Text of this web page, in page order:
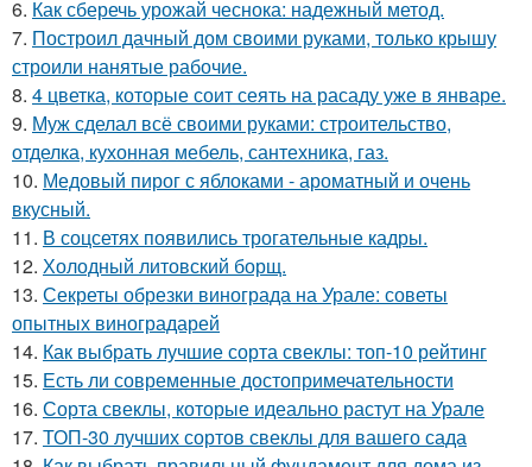
6. Как сберечь урожай чеснока: надежный метод.
7. Построил дачный дом своими руками, только крышу
строили нанятые рабочие.
8. 4 цветка, которые соит сеять на расаду уже в январе.
9. Муж сделал всё своими руками: строительство,
отделка, кухонная мебель, сантехника, газ.
10. Медовый пирог с яблоками - ароматный и очень
вкусный.
11. В соцсетях появились трогательные кадры.
12. Холодный литовский борщ.
13. Секреты обрезки винограда на Урале: советы
опытных виноградарей
14. Как выбрать лучшие сорта свеклы: топ-10 рейтинг
15. Есть ли современные достопримечательности
16. Сорта свеклы, которые идеально растут на Урале
17. ТОП-30 лучших сортов свеклы для вашего сада